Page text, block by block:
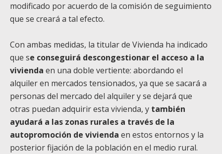
modificado por acuerdo de la comisión de seguimiento
que se creará a tal efecto.
Con ambas medidas, la titular de Vivienda ha indicado
que se conseguirá descongestionar el acceso a la
vivienda en una doble vertiente: abordando el
alquiler en mercados tensionados, ya que se sacará a
personas del mercado del alquiler y se dejará que
otras puedan adquirir esta vivienda, y también
ayudará a las zonas rurales a través de la
autopromoción de vivienda en estos entornos y la
posterior fijación de la población en el medio rural.